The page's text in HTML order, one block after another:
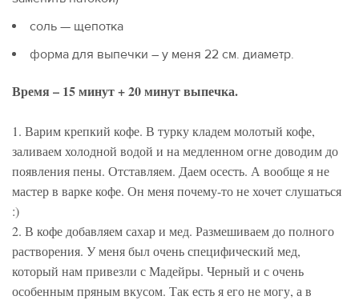
соль — щепотка
форма для выпечки – у меня 22 см. диаметр.
Время – 15 минут + 20 минут выпечка.
1. Варим крепкий кофе. В турку кладем молотый кофе,
заливаем холодной водой и на медленном огне доводим до
появления пены. Отставляем. Даем осесть. А вообще я не
мастер в варке кофе. Он меня почему-то не хочет слушаться
:)
2. В кофе добавляем сахар и мед. Размешиваем до полного
растворения. У меня был очень специфический мед,
который нам привезли с Мадейры. Черный и с очень
особенным пряным вкусом. Так есть я его не могу, а в